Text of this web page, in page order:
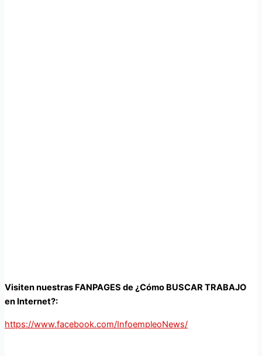
Visiten nuestras FANPAGES de ¿Cómo BUSCAR TRABAJO
en Internet?:
https://www.facebook.com/InfoempleoNews/